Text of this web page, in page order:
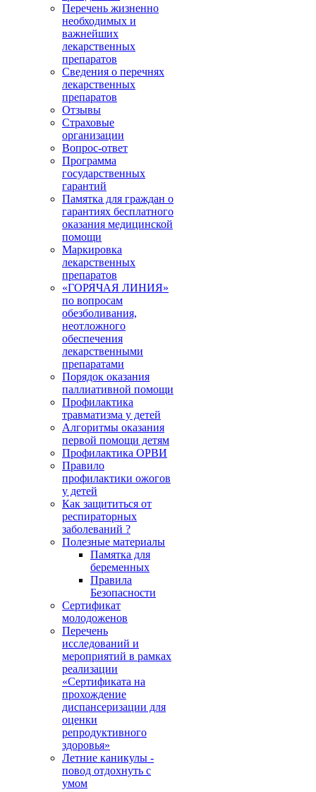
Перечень жизненно
необходимых и
важнейших
лекарственных
препаратов
Сведения о перечнях
лекарственных
препаратов
Отзывы
Страховые
организации
Вопрос-ответ
Программа
государственных
гарантий
Памятка для граждан о
гарантиях бесплатного
оказания медицинской
помощи
Маркировка
лекарственных
препаратов
«ГОРЯЧАЯ ЛИНИЯ»
по вопросам
обезболивания,
неотложного
обеспечения
лекарственными
препаратами
Порядок оказания
паллиативной помощи
Профилактика
травматизма у детей
Алгоритмы оказания
первой помощи детям
Профилактика ОРВИ
Правило
профилактики ожогов
у детей
Как защититься от
респираторных
заболеваний ?
Полезные материалы
Памятка для
беременных
Правила
Безопасности
Сертификат
молодоженов
Перечень
исследований и
мероприятий в рамках
реализации
«Сертификата на
прохождение
диспансеризации для
оценки
репродуктивного
здоровья»
Летние каникулы -
повод отдохнуть с
умом